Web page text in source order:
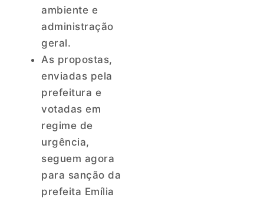
ambiente e
administração
geral.
As propostas,
enviadas pela
prefeitura e
votadas em
regime de
urgência,
seguem agora
para sanção da
prefeita Emília